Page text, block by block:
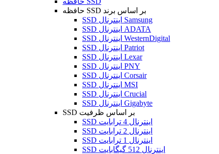
حافظه SSD بر اساس برند
SSD اینترنال Samsung
SSD اینترنال ADATA
SSD اینترنال WesternDigital
SSD اینترنال Patriot
SSD اینترنال Lexar
SSD اینترنال PNY
SSD اینترنال Corsair
SSD اینترنال MSI
SSD اینترنال Crucial
SSD اینترنال Gigabyte
SSD بر اساس ظرفیت
SSD اینترنال 4 ترابایت
SSD اینترنال 2 ترابایت
SSD اینترنال 1 ترابایت
SSD اینترنال 512 گیگابایت